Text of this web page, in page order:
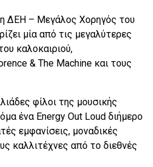
η ΔΕΗ – Μεγάλος Χορηγός του
μία από τις μεγαλύτερες
καλοκαιριού,
& The Machine και τους
φίλοι της μουσικής
ένα Energy Out Loud διήμερο
εμφανίσεις, μοναδικές
καλλιτέχνες από το διεθνές